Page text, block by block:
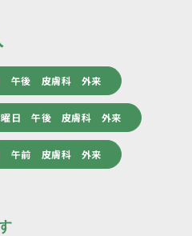
日 午後 皮膚科 外来
木曜日 午後 皮膚科 外来
日 午前 皮膚科 外来